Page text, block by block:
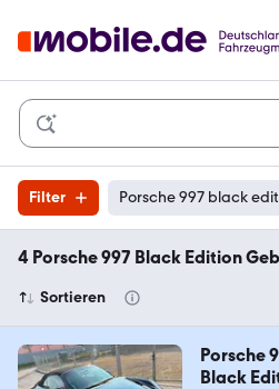
Filter Porsche 997 black
4 Porsche 997 Black Edition
Sortieren
Porsche
Black